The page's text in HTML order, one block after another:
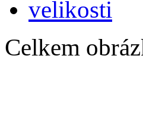
Celkem